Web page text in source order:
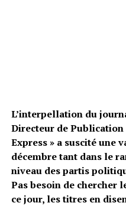
L’interpellation du
Directeur de
Express » a suscité une
décembre tant dans le
niveau des partis
Pas besoin de chercher
ce jour, les titres en